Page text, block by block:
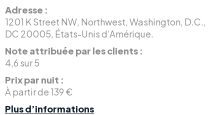
Adresse :
1201 K Street NW, Northwest, Washington, D.C.,
DC 20005, États-Unis d’Amérique.
Note attribuée par les clients :
4,6 sur 5
Prix par nuit :
À partir de 139 €
Plus d’informations